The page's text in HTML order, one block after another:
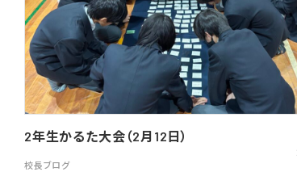
2年生かるた大会（2月12日）
校長ブログ